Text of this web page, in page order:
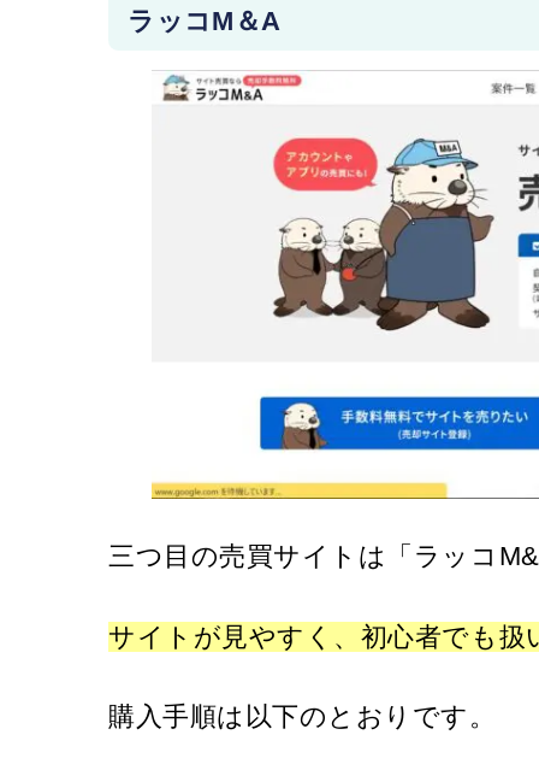
ラッコM＆A
三つ目の売買サイトは「ラッコ
サイトが見やすく、初心者でも扱
購入手順は以下のとおりです。